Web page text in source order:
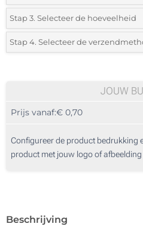
*Selecteer de bedrukking en kleuren
1 Kleur (Op de clip)
Lasergravering (Enkelzijdig)
Stap 3. Selecteer de hoeveelheid
*Selecteer uit de lijst of voeg het
50
250
Stap 4. Selecteer de
JOUW
Prijs vanaf:€ 0,70
Configureer de product bedrukking
product met jouw logo of afbeelding
Beschrijving